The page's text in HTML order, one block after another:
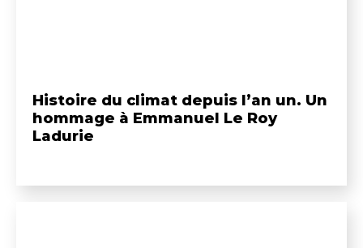
Histoire du climat depuis l’an un. Un
hommage à Emmanuel Le Roy
Ladurie